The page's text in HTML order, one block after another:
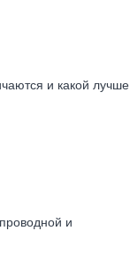
и какой лучше
и